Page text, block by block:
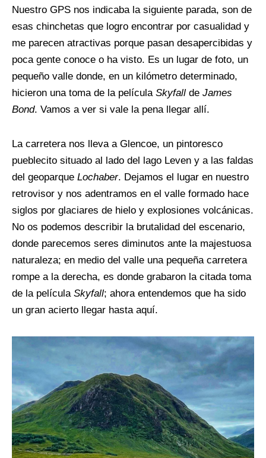
Nuestro GPS nos indicaba la siguiente parada, son de
esas chinchetas que logro encontrar por casualidad y
me parecen atractivas porque pasan desapercibidas y
poca gente conoce o ha visto. Es un lugar de foto, un
pequeño valle donde, en un kilómetro determinado,
hicieron una toma de la película Skyfall de James
Bond. Vamos a ver si vale la pena llegar allí.
La carretera nos lleva a Glencoe, un pintoresco
pueblecito situado al lado del lago Leven y a las faldas
del geoparque Lochaber. Dejamos el lugar en nuestro
retrovisor y nos adentramos en el valle formado hace
siglos por glaciares de hielo y explosiones volcánicas.
No os podemos describir la brutalidad del escenario,
donde parecemos seres diminutos ante la majestuosa
naturaleza; en medio del valle una pequeña carretera
rompe a la derecha, es donde grabaron la citada toma
de la película Skyfall; ahora entendemos que ha sido
un gran acierto llegar hasta aquí.